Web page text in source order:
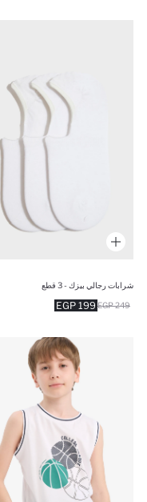
شرابات رجالي بيزك - 3 قطع
199 EGP 249 EGP